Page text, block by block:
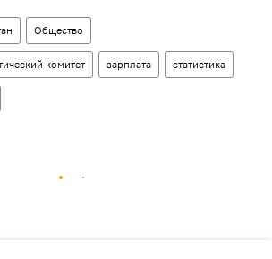
Общество
комитет зарплата статистика